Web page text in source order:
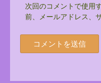
次回のコメントで使用
前、メールアドレス、